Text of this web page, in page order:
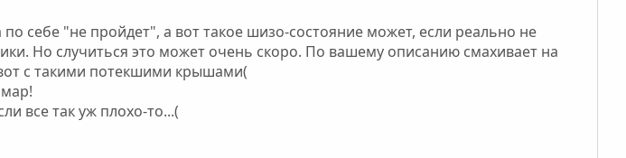
себе "не пройдет", а вот такое шизо-состояние может, если реально не
Но случиться это может очень скоро. По вашему описанию смахивает на
с такими потекшими крышами(
все так уж плохо-то...(